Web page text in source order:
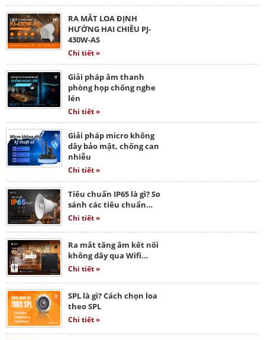
RA MẮT LOA ĐỊNH
HƯỚNG HAI CHIỀU PJ-
430W-AS
Chi tiết »
Giải pháp âm thanh
phòng họp chống nghe
lén
Chi tiết »
Giải pháp micro không
dây bảo mật, chống can
nhiễu
Chi tiết »
Tiêu chuẩn IP65 là gì? So
sánh các tiêu chuẩn…
Chi tiết »
Ra mắt tăng âm kết nối
không dây qua Wifi…
Chi tiết »
SPL là gì? Cách chọn loa
theo SPL
Chi tiết »